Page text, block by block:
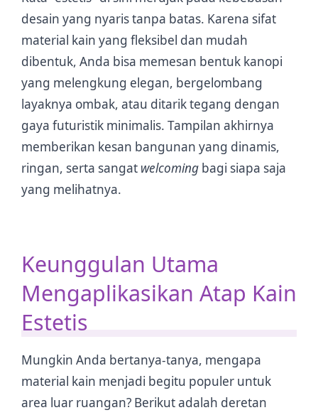
desain yang nyaris tanpa batas. Karena sifat
material kain yang fleksibel dan mudah
dibentuk, Anda bisa memesan bentuk kanopi
yang melengkung elegan, bergelombang
layaknya ombak, atau ditarik tegang dengan
gaya futuristik minimalis. Tampilan akhirnya
memberikan kesan bangunan yang dinamis,
ringan, serta sangat welcoming bagi siapa saja
yang melihatnya.
Keunggulan Utama
Mengaplikasikan Atap Kain
Estetis
Mungkin Anda bertanya-tanya, mengapa
material kain menjadi begitu populer untuk
area luar ruangan? Berikut adalah deretan